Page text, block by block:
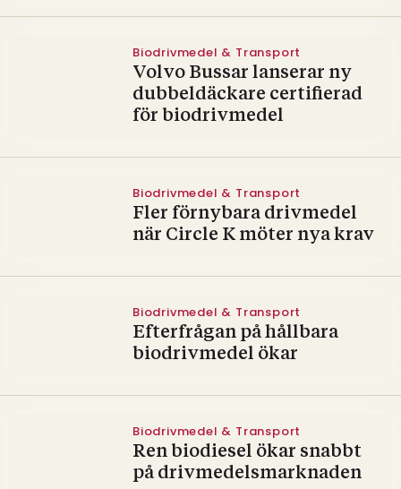
Biodrivmedel & Transport
Volvo Bussar lanserar ny
dubbeldäckare certifierad
för biodrivmedel
Biodrivmedel & Transport
Fler förnybara drivmedel
när Circle K möter nya krav
Biodrivmedel & Transport
Efterfrågan på hållbara
biodrivmedel ökar
Biodrivmedel & Transport
Ren biodiesel ökar snabbt
på drivmedelsmarknaden